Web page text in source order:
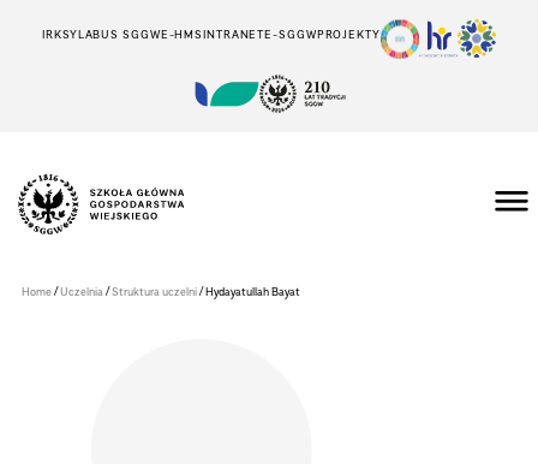
IRKSYLABUS SGGWE-HMSINTRANETE-SGGWPROJEKTY
Wiejskiego
Home/Uczelnia/Struktura uczelni/Hydayatullah Bayat